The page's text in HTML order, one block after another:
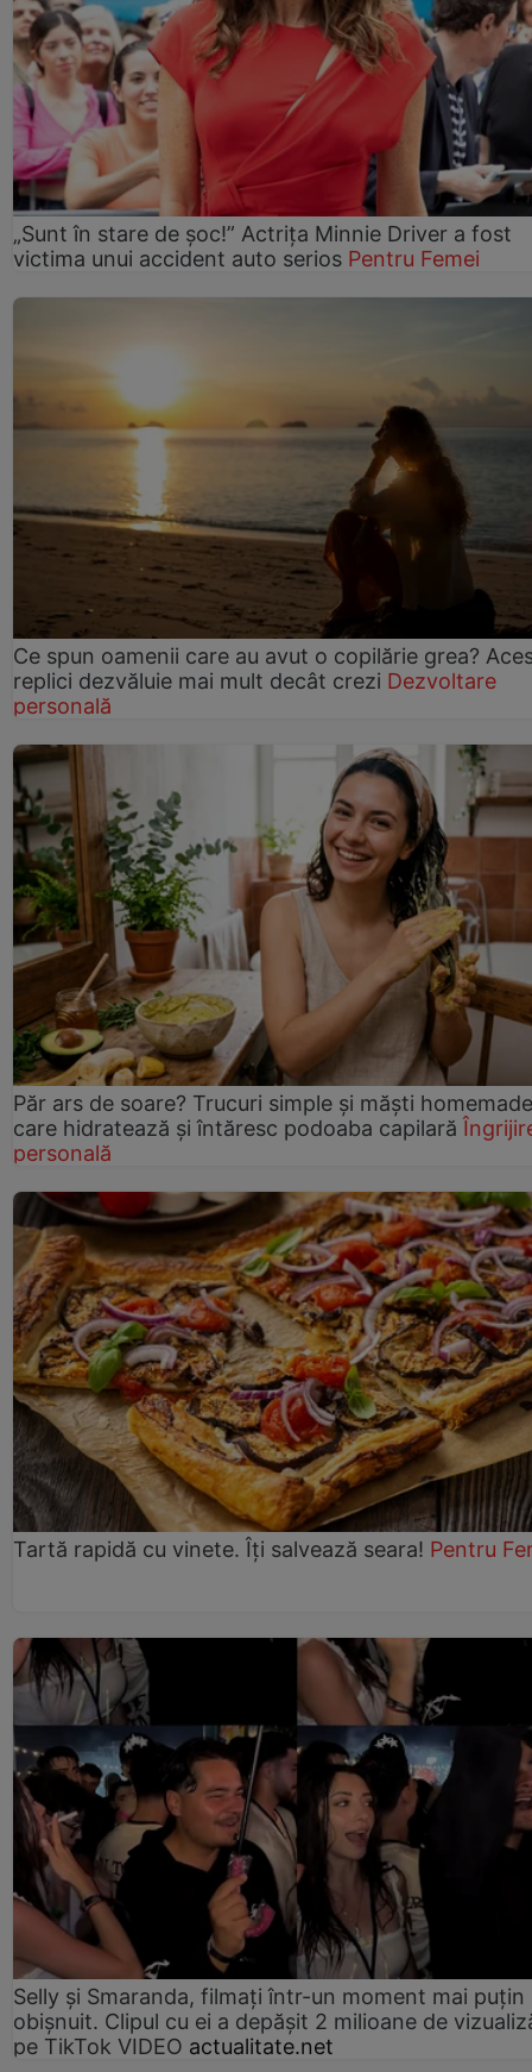
„Sunt în stare de șoc!” Actrița Minnie Driver a fost
victima unui accident auto serios Pentru Femei
Ce spun oamenii care au avut o copilărie grea?
replici dezvăluie mai mult decât crezi Dezvoltare
personală
Păr ars de soare? Trucuri simple și măști homemade
care hidratează și întăresc podoaba capilară
personală
Tartă rapidă cu vinete. Îți salvează seara! Pentru
Selly și Smaranda, filmați într-un moment mai puțin
obișnuit. Clipul cu ei a depășit 2 milioane de
pe TikTok VIDEO actualitate.net